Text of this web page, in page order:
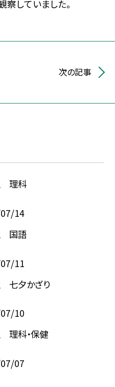
察していました。
次の記事
理科
14
国語
11
七夕かざり
10
理科・保健
07